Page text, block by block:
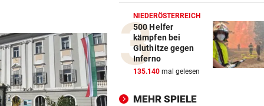
Geschenk Putins:
sprintet in Freiheit
VON HINTEN GEPACKT vor 2
25-jähriger Mann in Park
NIEDERÖSTERREICH
500 Helfer
kämpfen bei
Gluthitze gegen
Inferno
135.140 mal gelesen
MEHR SPIELE